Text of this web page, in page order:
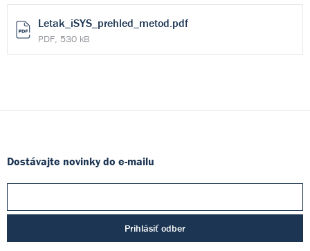
Letak_iSYS_prehled_metod.pdf
PDF, 530 kB
Dostávajte novinky do e-mailu
Prihlásiť odber